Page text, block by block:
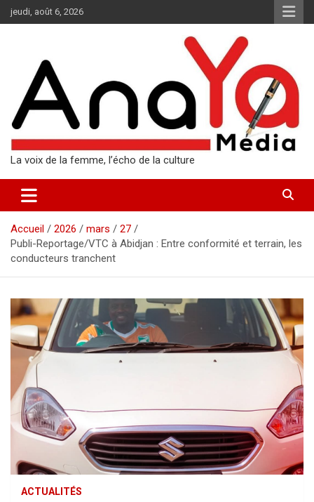
Aller
au
jeudi, août 6, 2026
La voix de la femme, l’écho de la culture
Accueil 2026 mars
27
Publi-Reportage/VTC à Abidjan : Entre conformité et terrain, les
conducteurs tranchent
ACTUALITÉS